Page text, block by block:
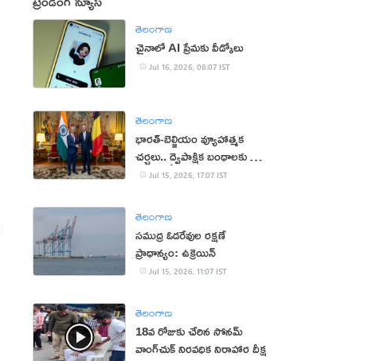
తెలంగాణ
చైనాలో AI ప్రేమకు వీడ్కోలు
Jul 16, 2026, 08:07 IST
తెలంగాణ
భారత్-బెల్జియం వ్యూహాత్మక
చర్చలు.. ద్వైపాక్షిక బంధాలకు కొత్త
ఊపుJul 15, 2026, 17:07 IST
తెలంగాణ
సముద్ర ఓడరేవుల రక్షణే
ప్రాధాన్యం: ఉక్రెయిన్
Jul 15, 2026, 11:07 IST
తెలంగాణ
18వ రోజుకు చేరిన సోనమ్
వాంగ్‌చుక్ నిరవధిక నిరాహార దీక్ష